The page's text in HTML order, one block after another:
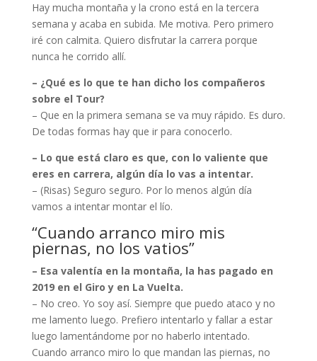
Hay mucha montaña y la crono está en la tercera
semana y acaba en subida. Me motiva. Pero primero
iré con calmita. Quiero disfrutar la carrera porque
nunca he corrido allí.
– ¿Qué es lo que te han dicho los compañeros
sobre el Tour?
– Que en la primera semana se va muy rápido. Es duro.
De todas formas hay que ir para conocerlo.
– Lo que está claro es que, con lo valiente que
eres en carrera, algún día lo vas a intentar.
– (Risas) Seguro seguro. Por lo menos algún día
vamos a intentar montar el lío.
“Cuando arranco miro mis
piernas, no los vatios”
– Esa valentía en la montaña, la has pagado en
2019 en el Giro y en La Vuelta.
– No creo. Yo soy así. Siempre que puedo ataco y no
me lamento luego. Prefiero intentarlo y fallar a estar
luego lamentándome por no haberlo intentado.
Cuando arranco miro lo que mandan las piernas, no